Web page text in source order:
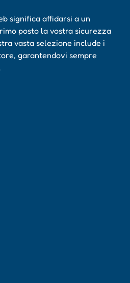
significa affidarsi a un
posto la vostra sicurezza
vasta selezione include i
garantendovi sempre